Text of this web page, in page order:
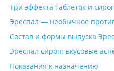
Три эффекта таблеток и
Эреспал — необычное
Состав и формы выпуска
Эреспал сироп: вкусовые
Показания к назначению